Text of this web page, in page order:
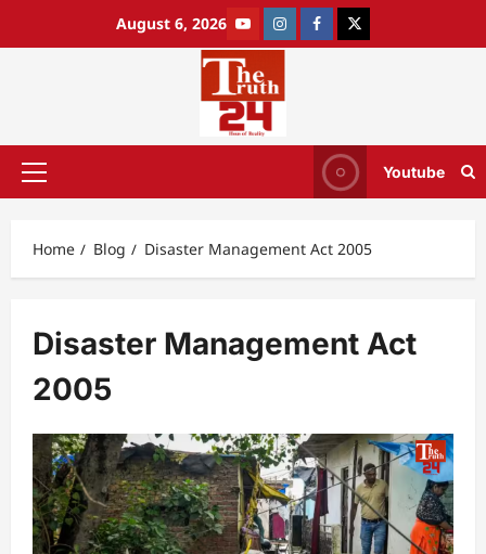
August 6, 2026
Youtube
Home Blog Disaster Management Act 2005
Disaster Management Act
2005